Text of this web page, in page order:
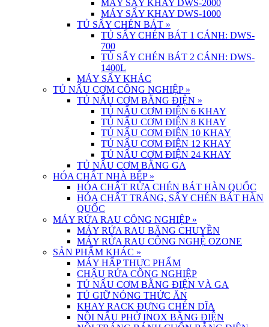
MÁY SẤY KHAY DWS-2000
MÁY SẤY KHAY DWS-1000
TỦ SẤY CHÉN BÁT »
TỦ SẤY CHÉN BÁT 1 CÁNH: DWS-
700
TỦ SẤY CHÉN BÁT 2 CÁNH: DWS-
1400L
MÁY SẤY KHÁC
TỦ NẤU CƠM CÔNG NGHIỆP »
TỦ NẤU CƠM BẰNG ĐIỆN »
TỦ NẤU CƠM ĐIỆN 6 KHAY
TỦ NẤU CƠM ĐIỆN 8 KHAY
TỦ NẤU CƠM ĐIỆN 10 KHAY
TỦ NẤU CƠM ĐIỆN 12 KHAY
TỦ NẤU CƠM ĐIỆN 24 KHAY
TỦ NẤU CƠM BẰNG GA
HÓA CHẤT NHÀ BẾP »
HÓA CHẤT RỬA CHÉN BÁT HÀN QUỐC
HÓA CHẤT TRÁNG, SẤY CHÉN BÁT HÀN
QUỐC
MÁY RỬA RAU CÔNG NGHIỆP »
MÁY RỬA RAU BĂNG CHUYỀN
MÁY RỬA RAU CÔNG NGHỆ OZONE
SẢN PHẨM KHÁC »
MÁY HẤP THỰC PHẨM
CHẬU RỬA CÔNG NGHIỆP
TỦ NẤU CƠM BẰNG ĐIỆN VÀ GA
TỦ GIỮ NÓNG THỨC ĂN
KHAY RACK ĐỰNG CHÉN DĨA
NỒI NẤU PHỞ INOX BẰNG ĐIỆN